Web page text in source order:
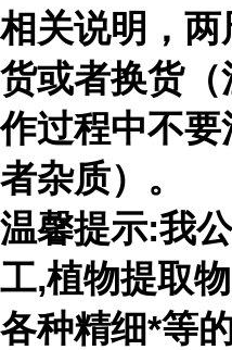
相关说明，
货或者换货
作过程中不
者杂质）。
温馨提示:我
工,植物提取
各种精细*等